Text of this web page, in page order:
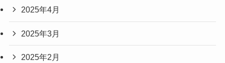
2025年4月
2025年3月
2025年2月